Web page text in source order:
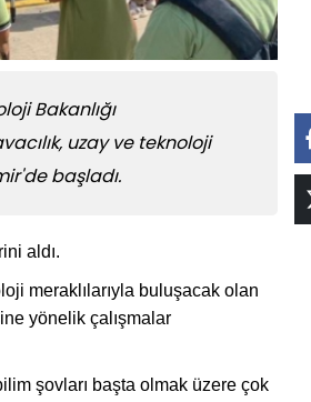
Bakanlığı
uzay ve teknoloji
başladı.
aldı.
meraklılarıyla buluşacak olan
yönelik çalışmalar
şovları başta olmak üzere çok